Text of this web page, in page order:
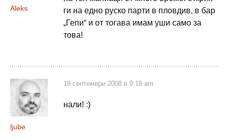
Aleks
ги на едно руско парти в пловдив, в бар
„Гепи“ и от тогава имам уши само за
това!
ljube
18 септември 2008 в 9:18 am
нали! :)